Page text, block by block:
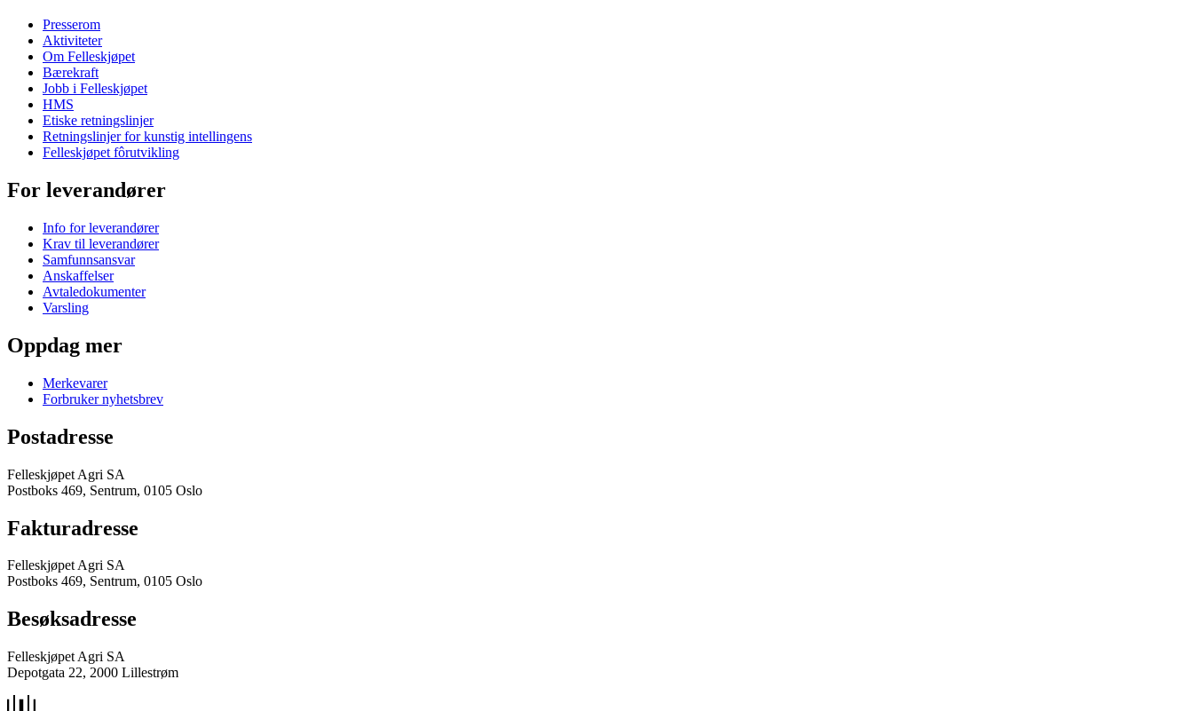
Presserom
Aktiviteter
Om Felleskjøpet
Bærekraft
Jobb i Felleskjøpet
HMS
Etiske retningslinjer
Retningslinjer for kunstig intellingens
Felleskjøpet fôrutvikling
For leverandører
Info for leverandører
Krav til leverandører
Samfunnsansvar
Anskaffelser
Avtaledokumenter
Varsling
Oppdag mer
Merkevarer
Forbruker nyhetsbrev
Postadresse
Felleskjøpet Agri SA
Postboks 469, Sentrum, 0105 Oslo
Fakturadresse
Felleskjøpet Agri SA
Postboks 469, Sentrum, 0105 Oslo
Besøksadresse
Felleskjøpet Agri SA
Depotgata 22, 2000 Lillestrøm